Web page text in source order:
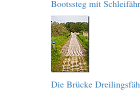
Bootssteg mit
Die Brücke